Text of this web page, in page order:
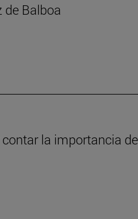
de Balboa
la importancia